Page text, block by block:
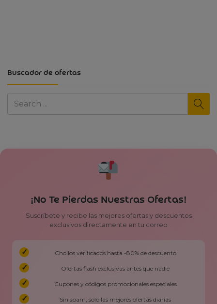
Buscador de ofertas
¡No Te Pierdas Nuestras Ofertas!
Suscríbete y recibe las mejores ofertas y descuentos
exclusivos directamente en tu correo
Chollos verificados hasta -80% de descuento
Ofertas flash exclusivas antes que nadie
Cupones y códigos promocionales especiales
Sin spam, solo las mejores ofertas diarias